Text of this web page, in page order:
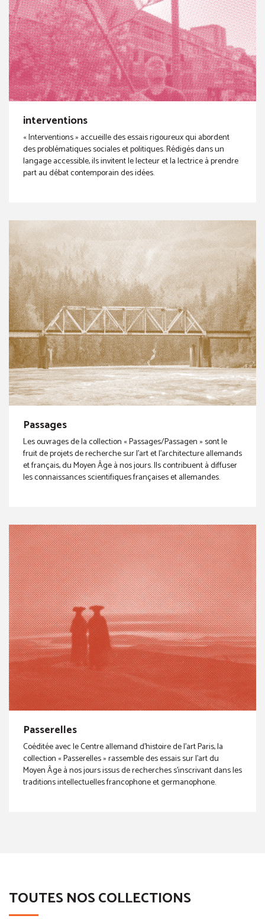
interventions
« Interventions » accueille des essais rigoureux qui abordent
des problématiques sociales et politiques. Rédigés dans un
langage accessible, ils invitent le lecteur et la lectrice à prendre
part au débat contemporain des idées.
Passages
Les ouvrages de la collection « Passages/Passagen » sont le
fruit de projets de recherche sur l’art et l’architecture allemands
et français, du Moyen Âge à nos jours. Ils contribuent à diffuser
les connaissances scientifiques françaises et allemandes.
Passerelles
Coéditée avec le Centre allemand d’histoire de l’art Paris, la
collection « Passerelles » rassemble des essais sur l’art du
Moyen Âge à nos jours issus de recherches s’inscrivant dans les
traditions intellectuelles francophone et germanophone.
TOUTES NOS COLLECTIONS